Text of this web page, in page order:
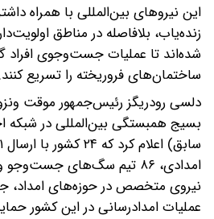
زنده‌یاب، بلافاصله در مناطق
شده‌اند تا عملیات جست‌وجوی افراد
ساختمان‌های فروریخته را تسریع کنند.
دلسی رودریگز رئیس‌جمهور موقت
بسیج همبستگی بین‌المللی در شبکه
نیروی متخصص در حوزه‌های امداد،
عملیات امدادرسانی در این کشور